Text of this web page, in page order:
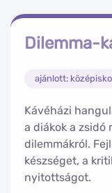
Dilemma-
ajánlott:
Kávéházi
a diákok a zsidó
dilemmákról.
készséget, a
nyitottságot.